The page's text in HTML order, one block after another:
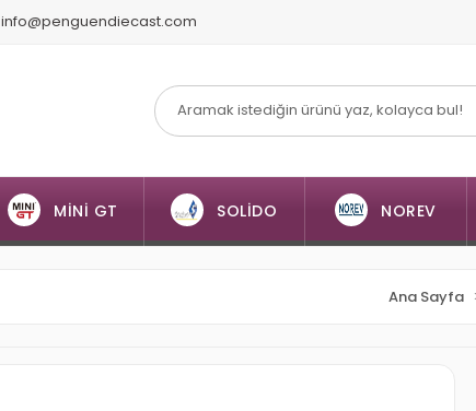
info@penguendiecast.com
MİNİ GT SOLİDO NOREV
Ana Sayfa